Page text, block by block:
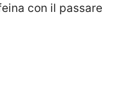
con il passare